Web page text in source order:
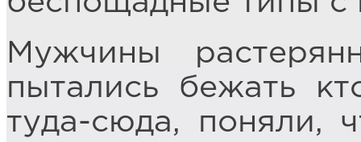
Мужчины
пытались бежать
туда-сюда, поняли,